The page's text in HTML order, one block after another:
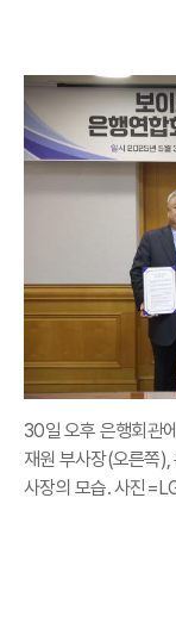
30일 오후 은행회관
재원 부사장(오른쪽
사장의 모습. 사진